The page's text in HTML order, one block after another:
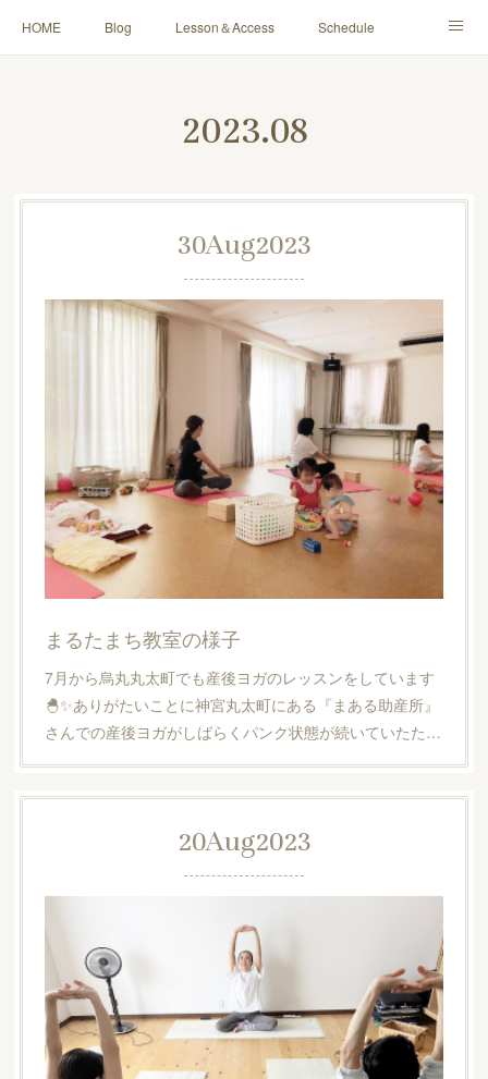
HOME Blog Lesson＆Access Schedule
2023.08
30Aug2023
まるたまち教室の様子
7月から烏丸丸太町でも産後ヨガのレッスンをしています
🐣✨ありがたいことに神宮丸太町にある『まある助産所』
さんでの産後ヨガがしばらくパンク状態が続いていたた…
20Aug2023